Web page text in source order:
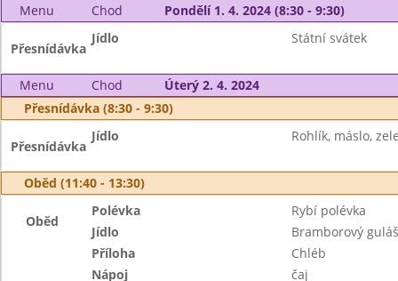
Menu Chod Pondělí 1. 4. 2024 (8:30 - 9:30)
Přesnídávka
Jídlo Státní svátek
Menu Chod
Úterý 2. 4. 2024
Přesnídávka (8:30 - 9:30)
Přesnídávka
Jídlo Rohlík, máslo,
Oběd (11:40 - 13:30)
Oběd
Polévka
Rybí polévka
Jídlo
Bramborový guláš
Příloha
Chléb
Nápoj
čaj